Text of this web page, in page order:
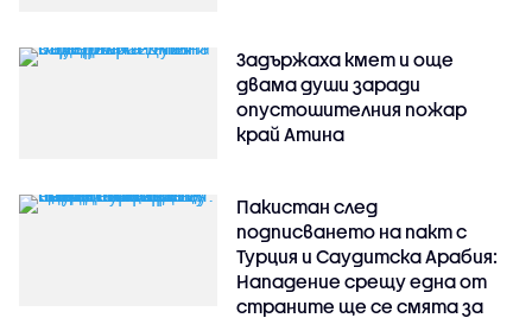
Задържаха кмет и още
двама души заради
опустошителния пожар
край Атина
Пакистан след
подписването на пакт с
Турция и Саудитска Арабия:
Нападение срещу една от
страните ще се смята за